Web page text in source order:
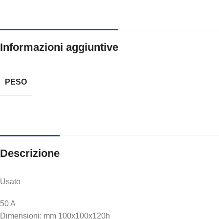
Informazioni aggiuntive
PESO
Descrizione
Usato
50 A
Dimensioni: mm 100x100x120h